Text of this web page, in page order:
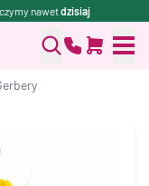
nawetdzisiaj